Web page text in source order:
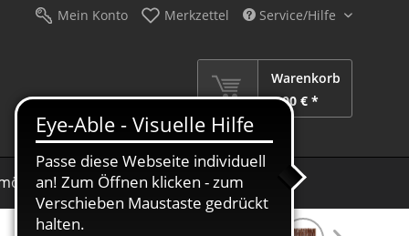
Mein Konto Merkzettel Service/Hilfe
Warenkorb
0,00 € *
Schirme Dekoration Sale %